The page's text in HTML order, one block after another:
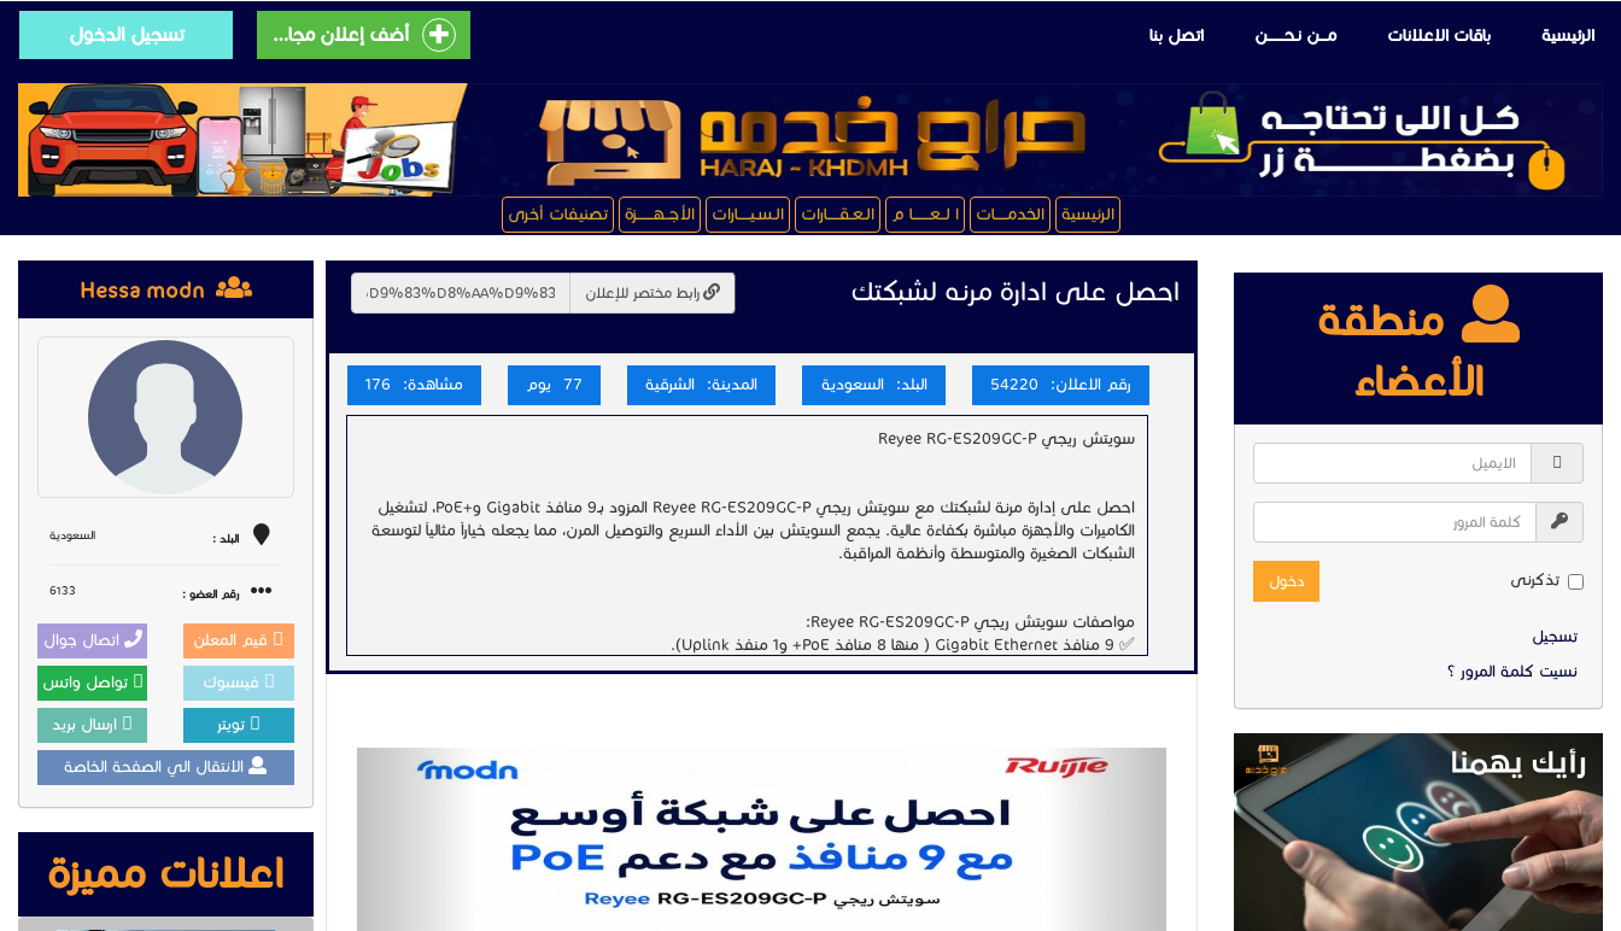
الرئيسية باقات الإعلانات مـــن نـحـــــــن اتصل بنا أضف إعلان مجانى تسجيل الدخول
الرئيسية الخدمـــــات ا لــعـــــــا م الـعـقـــــارات الـسـيـــــارات الأجــهـــــــزة تصنيفات أخرى
منطقة
الأعضاء
تذكرنى دخول
تسجيل
نسيت كلمة المرور ؟
احصل على ادارة مرنه لشبكتك رابط مختصر للإعلان
رقم الاعلان: 54220 البلد: السعودية المدينة: الشرقية 77 يوم مشاهدة: 176
سويتش ريجي Reyee RG-ES209GC-P
احصل على إدارة مرنة لشبكتك مع سويتش ريجي Reyee RG-ES209GC-P المزود بـ9 منافذ Gigabit و+PoE، لتشغيل
الكاميرات والأجهزة مباشرة بكفاءة عالية. يجمع السويتش بين الأداء السريع والتوصيل المرن، مما يجعله خياراً مثالياً لتوسعة
الشبكات الصغيرة والمتوسطة وأنظمة المراقبة.
مواصفات سويتش ريجي Reyee RG-ES209GC-P:
✅ 9 منافذ Gigabit Ethernet ( منها 8 منافذ PoE+ و1 منفذ Uplink).
✅ التعرف التلقائي على كاميرات IP وأجهزة NVR لتشغيل أسرع.
📍 متوفر الآن لدى مدن الاتصالات في: الرياض – جدة – الخبر - الدمام
Previous Next
Hessa modn
البلد : السعودية
رقم العضو : 6133
قيم المعلن اتصال جوال
فيسبوك تواصل واتس
تويتر ارسال بريد
الانتقال الي الصفحة الخاصة
اعلانات مميزة